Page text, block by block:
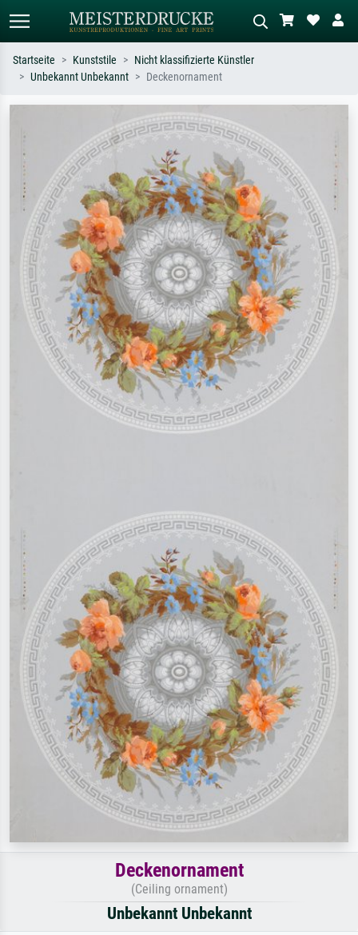
Suchen Sie nach Künstlern, Werktiteln
oder Stilen – z.B. Monet,
Sternennacht, Impressionismus, Welle
Hokusai, Akt.
Beschreiben Sie die Szene – z.B. Grüne
Wiese, Abstrakt mit viel Rot, Dunkles
Ölgemälde, Stehender Akt neben einem
Baum.
Startseite Kunststile
Nicht klassifizierte Künstler
Unbekannt Unbekannt
Deckenornament
Deckenornament
(Ceiling ornament)
Unbekannt Unbekannt